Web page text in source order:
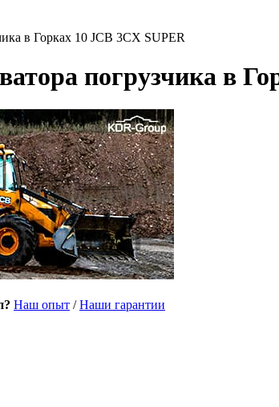
в Горках 10 JCB 3CX SUPER
погрузчика в
Наш опыт /Наши гарантии